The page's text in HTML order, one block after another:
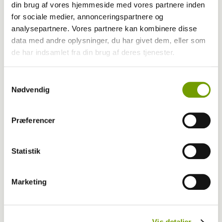
din brug af vores hjemmeside med vores partnere inden
for sociale medier, annonceringspartnere og
analysepartnere. Vores partnere kan kombinere disse
data med andre oplysninger, du har givet dem, eller som
de har indsamlet fra din brug af deres tjenester.
Nødvendig
Præferencer
Statistik
Marketing
Politihund fandt indbrudstyv i træ